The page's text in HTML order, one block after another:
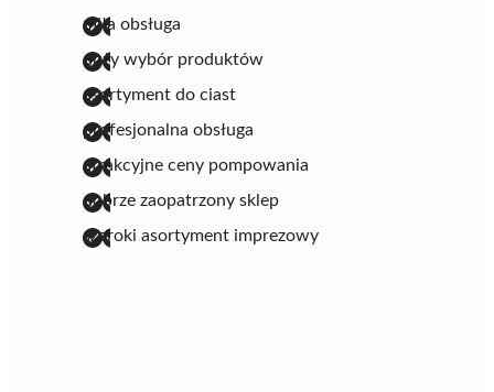
miła obsługa
duży wybór produktów
asortyment do ciast
profesjonalna obsługa
atrakcyjne ceny pompowania
dobrze zaopatrzony sklep
szeroki asortyment imprezowy